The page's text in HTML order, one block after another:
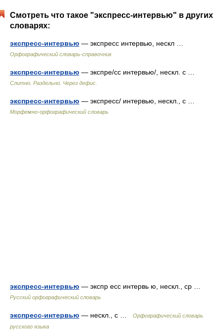
Смотреть что такое "экспресс-интервью" в других
словарях:
экспресс-интервью — экспресс интервью, нескл …
Орфографический словарь-справочник
экспресс-интервью — экспре/сс интервью/, нескл. с …
Слитно. Раздельно. Через дефис.
экспресс-интервью — экспресс/ интервью, нескл., с …
Морфемно-орфографический словарь
экспресс-интервью — экспр есс интервь ю, нескл., ср …
Русский орфографический словарь
экспресс-интервью — нескл., с …
Орфографический словарь
русского языка